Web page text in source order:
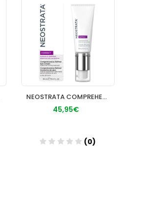
NEOSTRATA COMPREHENSIVE RETINOL CONTORNO DE OJOS 1 ENVASE 1
45,95€
(0)